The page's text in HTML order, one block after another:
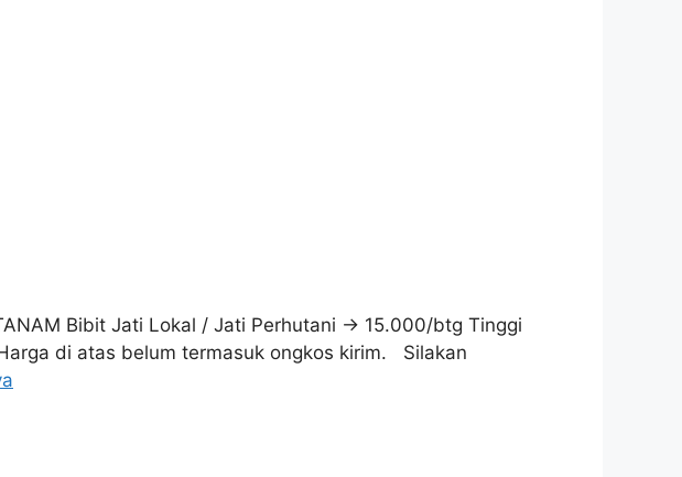
Bibit Jati Lokal / Jati Perhutani -> 15.000/btg Tinggi
di atas belum termasuk ongkos kirim. Silakan